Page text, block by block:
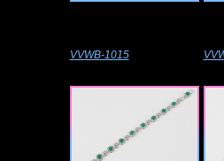
VVWB-1015